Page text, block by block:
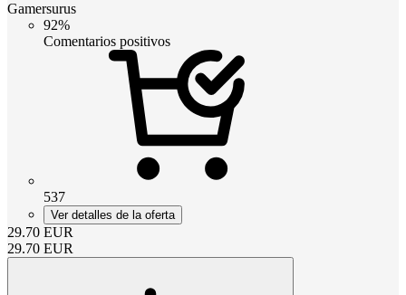
Gamersurus
92%
Comentarios positivos
537
Ver detalles de la oferta
29.70 EUR
29.70 EUR